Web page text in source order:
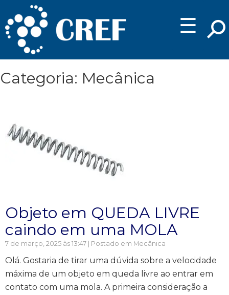
☰
Categoria: Mecânica
Objeto em QUEDA LIVRE
caindo em uma MOLA
7 de março, 2025 às 13:47 | Postado em Mecânica
Olá. Gostaria de tirar uma dúvida sobre a velocidade
máxima de um objeto em queda livre ao entrar em
contato com uma mola. A primeira consideração a